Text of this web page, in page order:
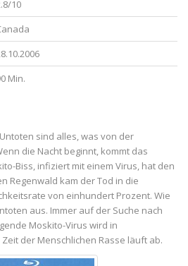
10
Min.
sind alles, was von der
die Nacht beginnt, kommt das
Biss, infiziert mit einem Virus, hat den
Regenwald kam der Tod in die
von einhundert Prozent. Wie
aus. Immer auf der Suche nach
Moskito-Virus wird in
der Menschlichen Rasse läuft ab.